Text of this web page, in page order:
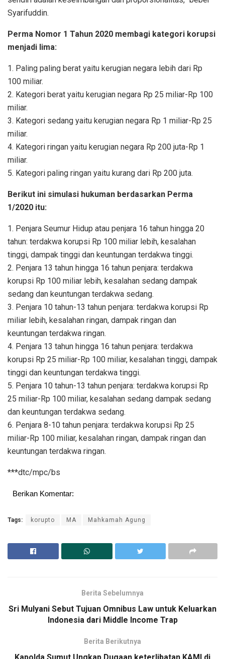
Syarifuddin.
Perma Nomor 1 Tahun 2020 membagi kategori korupsi
menjadi lima:
1. Paling paling berat yaitu kerugian negara lebih dari Rp
100 miliar.
2. Kategori berat yaitu kerugian negara Rp 25 miliar-Rp 100
miliar.
3. Kategori sedang yaitu kerugian negara Rp 1 miliar-Rp 25
miliar.
4. Kategori ringan yaitu kerugian negara Rp 200 juta-Rp 1
miliar.
5. Kategori paling ringan yaitu kurang dari Rp 200 juta.
Berikut ini simulasi hukuman berdasarkan Perma
1/2020 itu:
1. Penjara Seumur Hidup atau penjara 16 tahun hingga 20
tahun: terdakwa korupsi Rp 100 miliar lebih, kesalahan
tinggi, dampak tinggi dan keuntungan terdakwa tinggi.
2. Penjara 13 tahun hingga 16 tahun penjara: terdakwa
korupsi Rp 100 miliar lebih, kesalahan sedang dampak
sedang dan keuntungan terdakwa sedang.
3. Penjara 10 tahun-13 tahun penjara: terdakwa korupsi Rp
miliar lebih, kesalahan ringan, dampak ringan dan
keuntungan terdakwa ringan.
4. Penjara 13 tahun hingga 16 tahun penjara: terdakwa
korupsi Rp 25 miliar-Rp 100 miliar, kesalahan tinggi, dampak
tinggi dan keuntungan terdakwa tinggi.
5. Penjara 10 tahun-13 tahun penjara: terdakwa korupsi Rp
25 miliar-Rp 100 miliar, kesalahan sedang dampak sedang
dan keuntungan terdakwa sedang.
6. Penjara 8-10 tahun penjara: terdakwa korupsi Rp 25
miliar-Rp 100 miliar, kesalahan ringan, dampak ringan dan
keuntungan terdakwa ringan.
***dtc/mpc/bs
Berikan Komentar:
Tags: korupto MA Mahkamah Agung
Berita Sebelumnya
Sri Mulyani Sebut Tujuan Omnibus Law untuk Keluarkan
Indonesia dari Middle Income Trap
Berita Berikutnya
Kapolda Sumut Ungkap Dugaan keterlibatan KAMI di